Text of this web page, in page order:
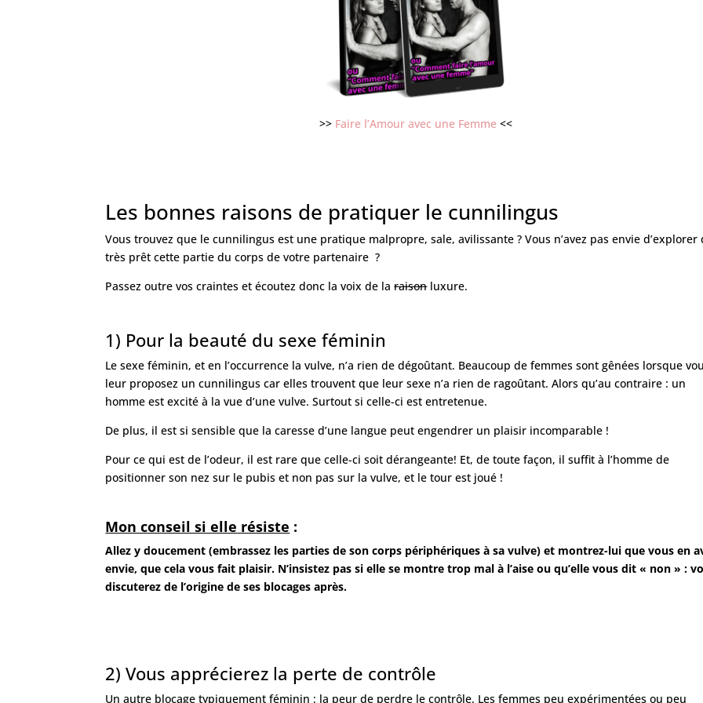
>> Faire l’Amour avec une Femme <<
Les bonnes raisons de pratiquer le cunnilingus
Vous trouvez que le cunnilingus est une pratique malpropre, sale, avilissante ? Vous n’avez pas envie d’explorer
très prêt cette partie du corps de votre partenaire ?
Passez outre vos craintes et écoutez donc la voix de laraisonluxure.
1) Pour la beauté du sexe féminin
Le sexe féminin, et en l’occurrence la vulve, n’a rien de dégoûtant. Beaucoup de femmes sont gênées lorsque
leur proposez un cunnilingus car elles trouvent que leur sexe n’a rien de ragoûtant. Alors qu’au contraire : un
homme est excité à la vue d’une vulve. Surtout si celle-ci est entretenue.
De plus, il est si sensible que la caresse d’une langue peut engendrer un plaisir incomparable !
Pour ce qui est de l’odeur, il est rare que celle-ci soit dérangeante! Et, de toute façon, il suffit à l’homme de
positionner son nez sur le pubis et non pas sur la vulve, et le tour est joué !
Mon conseil si elle résiste :
Allez y doucement (embrassez les parties de son corps périphériques à sa vulve) et montrez-lui que vous en
envie, que cela vous fait plaisir. N’insistez pas si elle se montre trop mal à l’aise ou qu’elle vous dit « non » :
discuterez de l’origine de ses blocages après.
2) Vous apprécierez la perte de contrôle
Un autre blocage typiquement féminin : la peur de perdre le contrôle. Les femmes peu expérimentées ou peu